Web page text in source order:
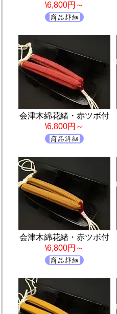
\6,800円～
会津木綿花緒・赤ツボ付
\6,800円～
会津木綿花緒・赤ツボ付
\6,800円～